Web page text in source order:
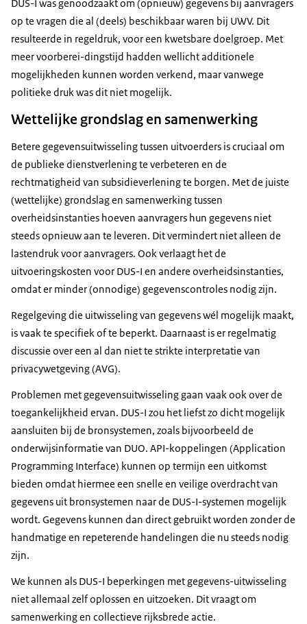
DUS-I was genoodzaakt om (opnieuw) gegevens bij aanvragers
op te vragen die al (deels) beschikbaar waren bij UWV. Dit
resulteerde in regeldruk, voor een kwetsbare doelgroep. Met
meer voorberei-dingstijd hadden wellicht additionele
mogelijkheden kunnen worden verkend, maar vanwege
politieke druk was dit niet mogelijk.
Wettelijke grondslag en samenwerking
Betere gegevensuitwisseling tussen uitvoerders is cruciaal om
de publieke dienstverlening te verbeteren en de
rechtmatigheid van subsidieverlening te borgen. Met de juiste
(wettelijke) grondslag en samenwerking tussen
overheidsinstanties hoeven aanvragers hun gegevens niet
steeds opnieuw aan te leveren. Dit vermindert niet alleen de
lastendruk voor aanvragers. Ook verlaagt het de
uitvoeringskosten voor DUS-I en andere overheidsinstanties,
omdat er minder (onnodige) gegevenscontroles nodig zijn.
Regelgeving die uitwisseling van gegevens wél mogelijk maakt,
is vaak te specifiek of te beperkt. Daarnaast is er regelmatig
discussie over een al dan niet te strikte interpretatie van
privacywetgeving (AVG).
Problemen met gegevensuitwisseling gaan vaak ook over de
toegankelijkheid ervan. DUS-I zou het liefst zo dicht mogelijk
aansluiten bij de bronsystemen, zoals bijvoorbeeld de
onderwijsinformatie van DUO. API-koppelingen (Application
Programming Interface) kunnen op termijn een uitkomst
bieden omdat hiermee een snelle en veilige overdracht van
gegevens uit bronsystemen naar de DUS-I-systemen mogelijk
wordt. Gegevens kunnen dan direct gebruikt worden zonder de
handmatige en repeterende handelingen die nu steeds nodig
zijn.
We kunnen als DUS-I beperkingen met gegevens-uitwisseling
niet allemaal zelf oplossen en uitzoeken. Dit vraagt om
samenwerking en collectieve rijksbrede actie.